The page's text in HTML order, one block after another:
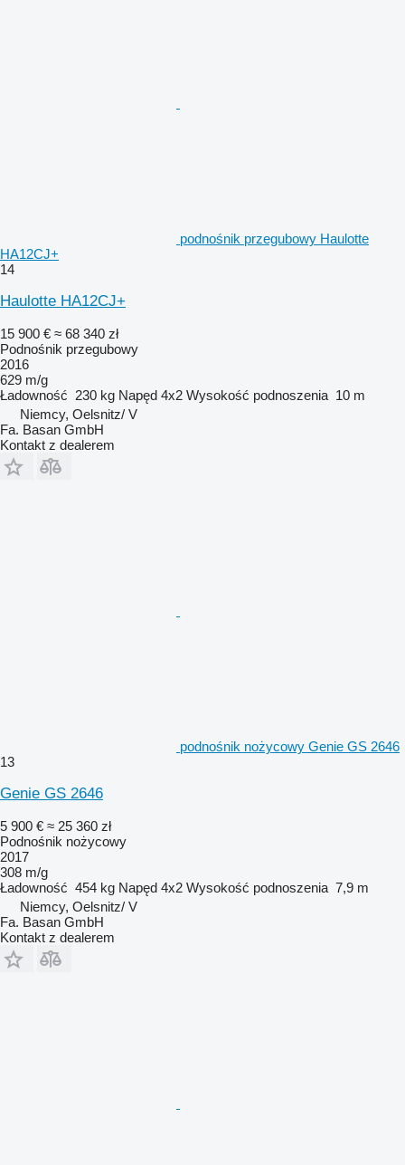
podnośnik przegubowy Haulotte
HA12CJ+
14
Haulotte HA12CJ+
15 900 € ≈ 68 340 zł
Podnośnik przegubowy
2016
629 m/g
Ładowność 230 kg Napęd 4x2 Wysokość podnoszenia 10 m
Niemcy, Oelsnitz/ V
Fa. Basan GmbH
Kontakt z dealerem
podnośnik nożycowy Genie GS 2646
13
Genie GS 2646
5 900 € ≈ 25 360 zł
Podnośnik nożycowy
2017
308 m/g
Ładowność 454 kg Napęd 4x2 Wysokość podnoszenia 7,9 m
Niemcy, Oelsnitz/ V
Fa. Basan GmbH
Kontakt z dealerem